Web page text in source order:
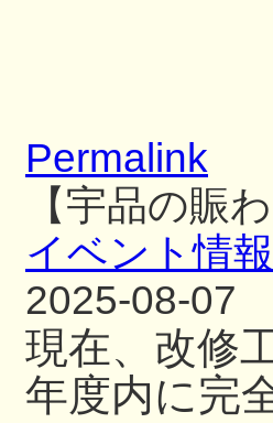
Permalink
【宇品の賑
イベント情報
2025-08-07
現在、改修
年度内に完